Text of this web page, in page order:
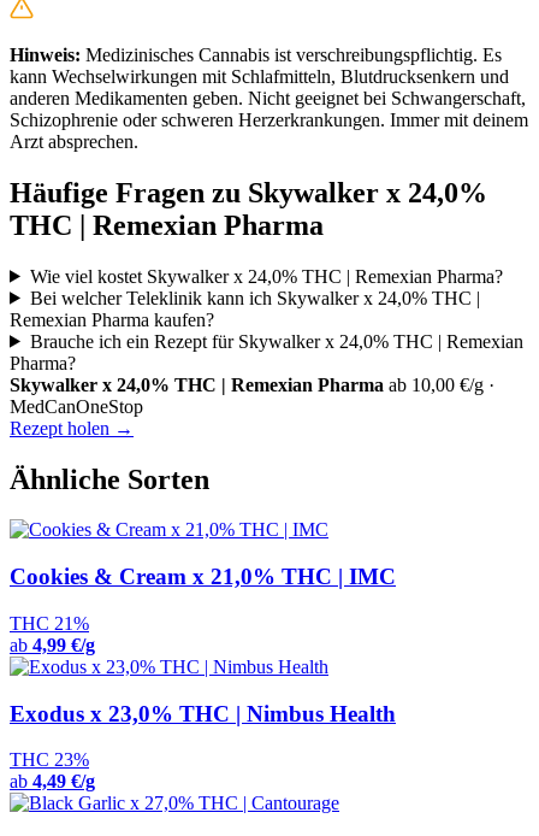
Hinweis: Medizinisches Cannabis ist verschreibungspflichtig. Es
kann Wechselwirkungen mit Schlafmitteln, Blutdrucksenkern und
anderen Medikamenten geben. Nicht geeignet bei Schwangerschaft,
Schizophrenie oder schweren Herzerkrankungen. Immer mit deinem
Arzt absprechen.
Häufige Fragen zu Skywalker x 24,0%
THC | Remexian Pharma
Wie viel kostet Skywalker x 24,0% THC | Remexian Pharma?
Bei welcher Teleklinik kann ich Skywalker x 24,0% THC |
Remexian Pharma kaufen?
Brauche ich ein Rezept für Skywalker x 24,0% THC | Remexian
Pharma?
Skywalker x 24,0% THC | Remexian Pharma ab 10,00 €/g ·
MedCanOneStop
Rezept holen →
Ähnliche Sorten
Cookies & Cream x 21,0% THC | IMC
THC 21%
ab 4,99 €/g
Exodus x 23,0% THC | Nimbus Health
THC 23%
ab 4,49 €/g